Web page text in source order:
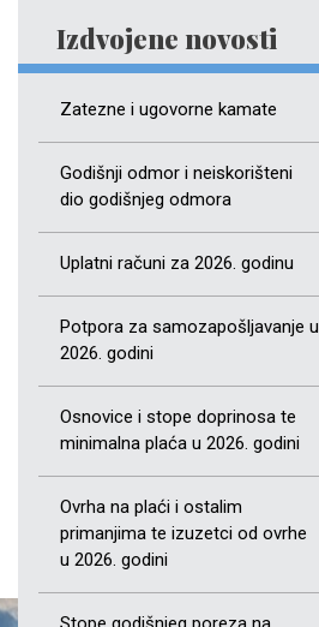
Izdvojene novosti
Zatezne i ugovorne kamate
Godišnji odmor i neiskorišteni
dio godišnjeg odmora
Uplatni računi za 2026. godinu
Potpora za samozapošljavanje u
2026. godini
Osnovice i stope doprinosa te
minimalna plaća u 2026. godini
Ovrha na plaći i ostalim
primanjima te izuzetci od ovrhe
u 2026. godini